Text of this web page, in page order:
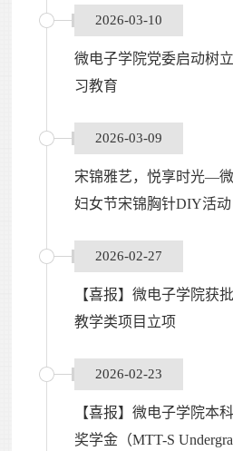
2026-03-10
微电子学院党委启动树
习教育
2026-03-09
宋锦雅艺，悦享时光—
妇女节宋锦胸针DIY活动
2026-02-27
【喜报】微电子学院获
教学类项目立项
2026-02-23
【喜报】微电子学院本
奖学金（MTT-S